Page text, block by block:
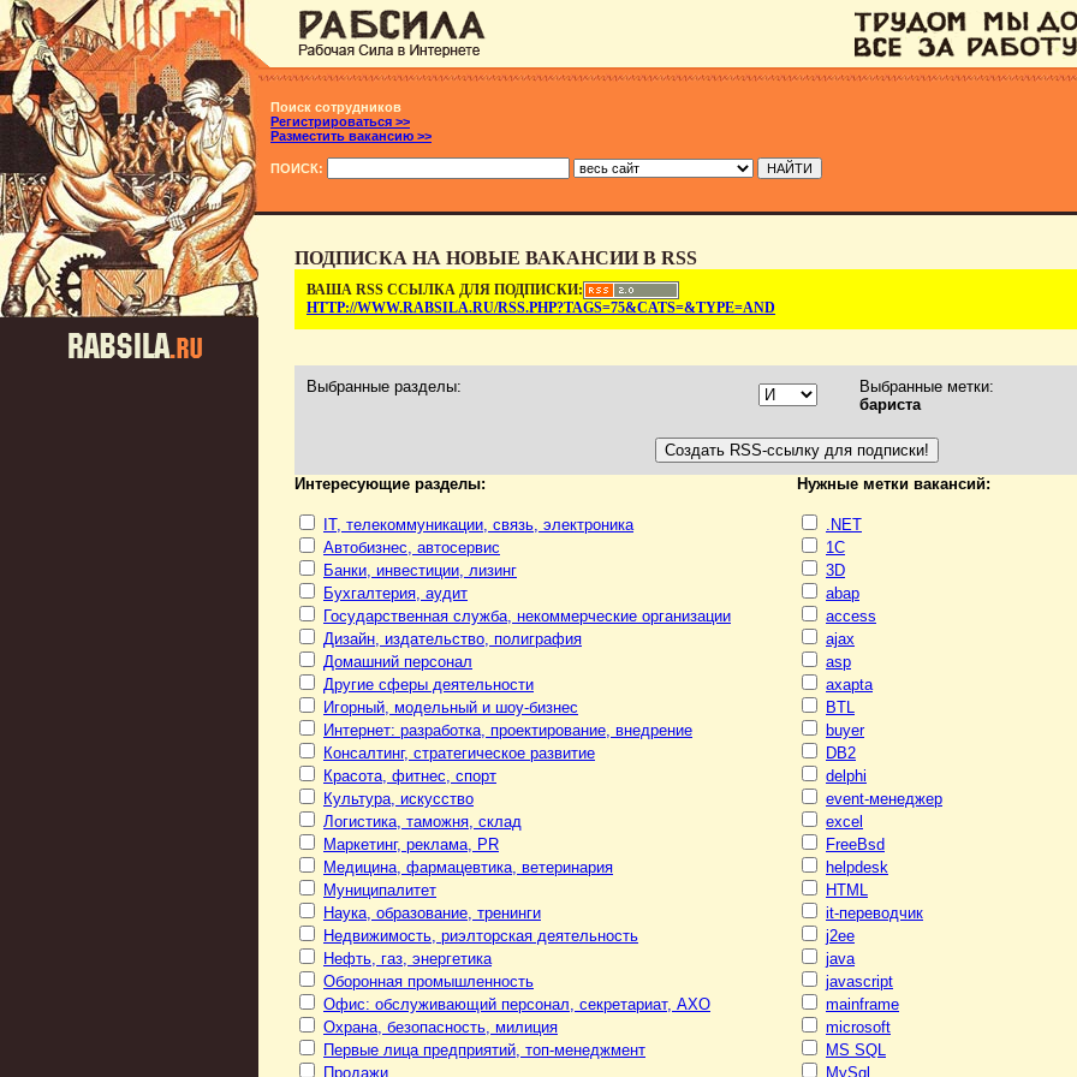
Поиск сотрудников
Регистрироваться >>
Разместить вакансию >>
ПОИСК:
ПОДПИСКА НА НОВЫЕ ВАКАНСИИ В RSS
ВАША RSS ССЫЛКА ДЛЯ ПОДПИСКИ:
HTTP://WWW.RABSILA.RU/RSS.PHP?TAGS=75&CATS=&TYPE=AND
Выбранные разделы:
Выбранные метки:
бариста
Интересующие разделы:
IT, телекоммуникации, связь, электроника
Автобизнес, автосервис
Банки, инвестиции, лизинг
Бухгалтерия, аудит
Государственная служба, некоммерческие организации
Дизайн, издательство, полиграфия
Домашний персонал
Другие сферы деятельности
Игорный, модельный и шоу-бизнес
Интернет: разработка, проектирование, внедрение
Консалтинг, стратегическое развитие
Красота, фитнес, спорт
Культура, искусство
Логистика, таможня, склад
Маркетинг, реклама, PR
Медицина, фармацевтика, ветеринария
Муниципалитет
Наука, образование, тренинги
Недвижимость, риэлторская деятельность
Нефть, газ, энергетика
Оборонная промышленность
Офис: обслуживающий персонал, секретариат, АХО
Охрана, безопасность, милиция
Первые лица предприятий, топ-менеджмент
Продажи
Нужные метки вакансий:
.NET
1С
3D
abap
access
ajax
asp
axapta
BTL
buyer
DB2
delphi
event-менеджер
excel
FreeBsd
helpdesk
HTML
it-переводчик
j2ee
java
javascript
mainframe
microsoft
MS SQL
MySql